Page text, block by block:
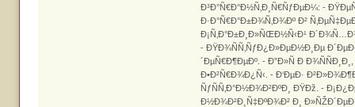
Ð³Ð°Ñ€Ð°Ð½Ñ‚Ð¸Ñ€ÑƒÐµÐ¼: -
Ð·Ð°Ñ€Ð°Ð±Ð¾Ñ‚Ð¾Ðº Ð²
Ð¡Ñ‚Ð°Ð±Ð¸Ð»ÑŒÐ½Ñ‹Ð¹
- ÐŸÐ¾ÑÑ‚ÑƒÐ¿Ð»ÐµÐ½Ð¸Ðµ
´ÐµÑ€Ð¶ÐµÐº. - Ð”Ð»Ñ Ð Ð¾ÑÑÐ¸Ð¸,
Ð•Ð²Ñ€Ð¾Ð¿Ñ‹. - Ð‘ÐµÐ·
ÑƒÑÑ‚Ð°Ð½Ð¾Ð²ÐºÐ¸ ÐŸÐž. -
Ð½Ð¾Ð²Ð¸Ñ‡ÐºÐ¾Ð² Ð¸